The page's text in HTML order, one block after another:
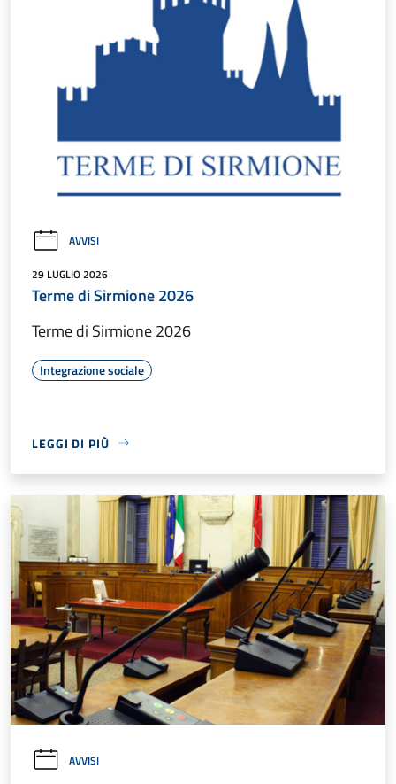
AVVISI
29 LUGLIO 2026
Terme di Sirmione 2026
Terme di Sirmione 2026
Integrazione sociale
LEGGI DI PIÙ
AVVISI